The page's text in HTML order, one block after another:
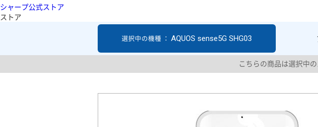
シャープ公式ストア
ストア
選択中の機種 ： AQUOS sense5G SHG03
こちらの商品は選択中